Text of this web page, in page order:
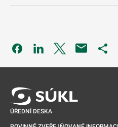
Odkaz se otevře na nové
Odkaz se otevře
Odkaz se
ÚŘEDNÍ DESKA